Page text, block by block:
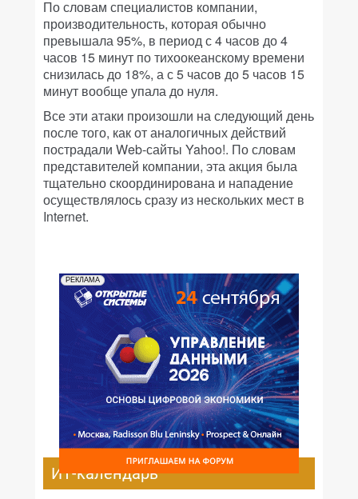
По словам специалистов компании,
производительность, которая обычно
превышала 95%, в период с 4 часов до 4
часов 15 минут по тихоокеанскому времени
снизилась до 18%, а с 5 часов до 5 часов 15
минут вообще упала до нуля.
Все эти атаки произошли на следующий день
после того, как от аналогичных действий
пострадали Web-сайты Yahoo!. По словам
представителей компании, эта акция была
тщательно скоординирована и нападение
осуществлялось сразу из нескольких мест в
Internet.
РЕКЛАМА
ИТ-календарь